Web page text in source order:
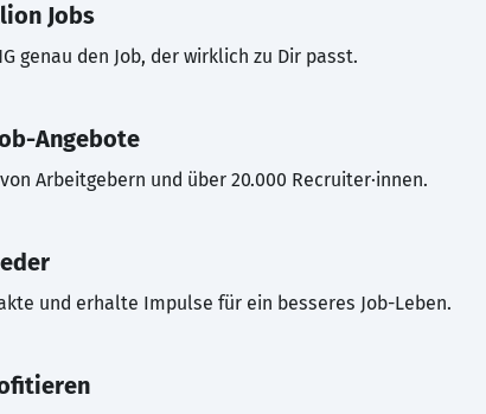
Jobs
genau den Job, der wirklich zu Dir passt.
Angebote
Arbeitgebern und über 20.000 Recruiter·innen.
und erhalte Impulse für ein besseres Job-Leben.